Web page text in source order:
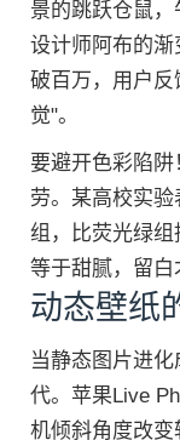
景的跳跃仓鼠，
设计师阿布的
破百万，用户
觉"。
要避开色彩陷
劳。某高校实
组，比荧光绿
等于甜腻，留白
动态壁纸
当静态图片进
代。苹果Live
机倾斜角度改